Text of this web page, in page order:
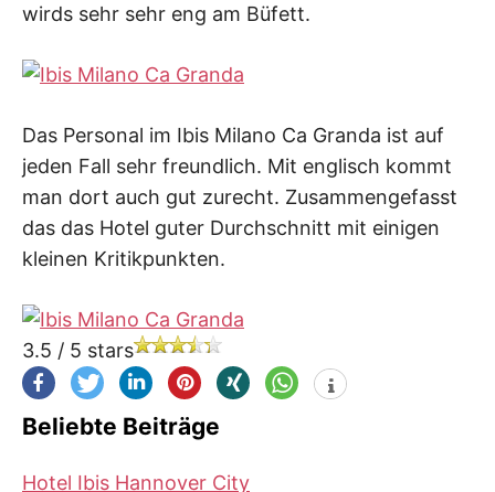
wirds sehr sehr eng am Büfett.
Das Personal im Ibis Milano Ca Granda ist auf
jeden Fall sehr freundlich. Mit englisch kommt
man dort auch gut zurecht. Zusammengefasst
das das Hotel guter Durchschnitt mit einigen
kleinen Kritikpunkten.
3.5 / 5 stars
Beliebte Beiträge
Hotel Ibis Hannover City